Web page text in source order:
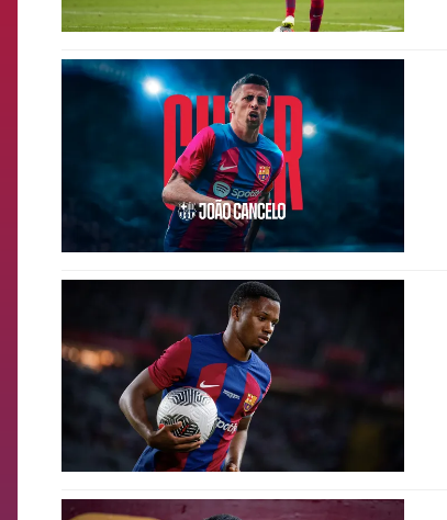
FCB Barcelona badge
FCB Barcelona badge